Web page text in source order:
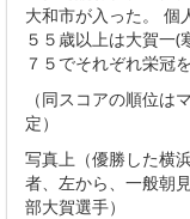
大和市が入った。 個
５５歳以上は大賀一(
７５でそれぞれ栄冠
（同スコアの順位は
定）
写真上（優勝した横
者、左から、一般朝
部大賀選手）